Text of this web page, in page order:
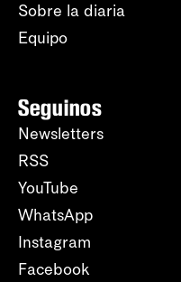
Sobre la diaria
Equipo
Seguinos
Newsletters
RSS
YouTube
WhatsApp
Instagram
Facebook